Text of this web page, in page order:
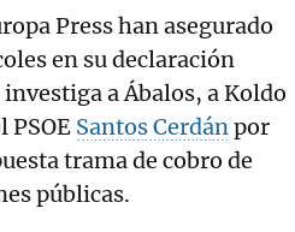
Press han asegurado
en su declaración
a Ábalos, a Koldo
PSOE Santos Cerdánpor
trama de cobro de
públicas.